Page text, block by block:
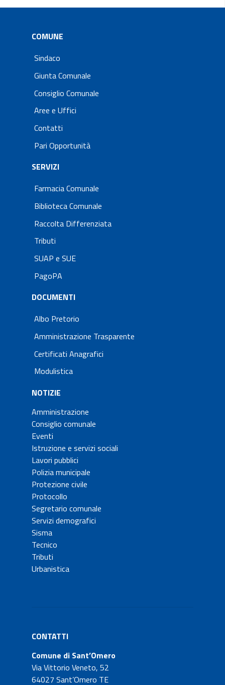
COMUNE
Sindaco
Giunta Comunale
Consiglio Comunale
Aree e Uffici
Contatti
Pari Opportunità
SERVIZI
Farmacia Comunale
Biblioteca Comunale
Raccolta Differenziata
Tributi
SUAP e SUE
PagoPA
DOCUMENTI
Albo Pretorio
Amministrazione Trasparente
Certificati Anagrafici
Modulistica
NOTIZIE
Amministrazione
Consiglio comunale
Eventi
Istruzione e servizi sociali
Lavori pubblici
Polizia municipale
Protezione civile
Protocollo
Segretario comunale
Servizi demografici
Sisma
Tecnico
Tributi
Urbanistica
CONTATTI
Comune di Sant’Omero
Via Vittorio Veneto, 52
64027 Sant’Omero TE